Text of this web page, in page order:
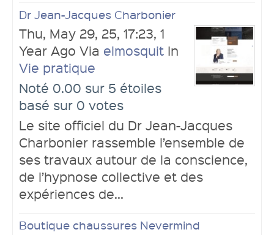
Dr Jean-Jacques Charbonier
Thu, May 29, 25, 17:23, 1
Year Ago Via elmosquit In
Vie pratique
Noté 0.00 sur 5 étoiles
basé sur 0 votes
Le site officiel du Dr Jean-Jacques
Charbonier rassemble l’ensemble de
ses travaux autour de la conscience,
de l’hypnose collective et des
expériences de...
Boutique chaussures Nevermind